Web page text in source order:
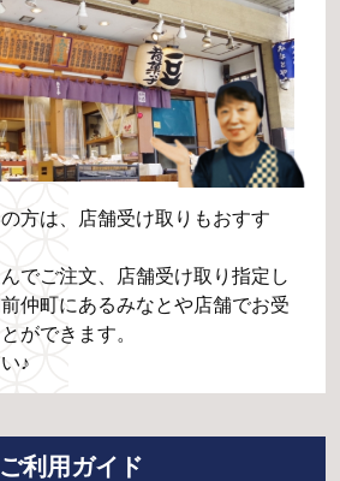
方は、店舗受け取りもおすす
でご注文、店舗受け取り指定し
仲町にあるみなとや店舗でお受
ができます。
♪
ご利用ガイド